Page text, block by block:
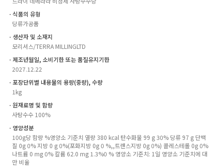
ㆍ식품의 유형
당류가공품
ㆍ생산자 및 소재지
모리셔스/TERRA MILLINGLTD
ㆍ제조년월일, 소비기한 또는 품질유지기한
2027.12.22
ㆍ포장단위별 내용물의 용량(중량), 수량
1kg
ㆍ원재료명 및 함량
사탕수수 100%
ㆍ영양성분
100g당 함량 %영양소 기준치 열량 380 kcal 탄수화물 99 g 30% 당류 97 g 단백
질 0g 0% 지방 0 g 0%(포화지방 0g 0 %,,트랜스지방 0g 0%) 콜레스테롤 0g 0%
나트륨 0 mg 0% 칼륨 62.0 mg 1.3%0 % 영양소 기준치: 1일 영양소 기준치에 대
만 비율